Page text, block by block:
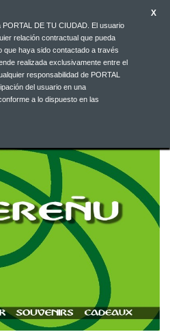
DE TU CIUDAD. El usuario
relación contractual que pueda
haya sido contactado a través
realizada exclusivamente entre el
responsabilidad de PORTAL
del usuario en una
a lo dispuesto en las
X
Euskera
Euskera